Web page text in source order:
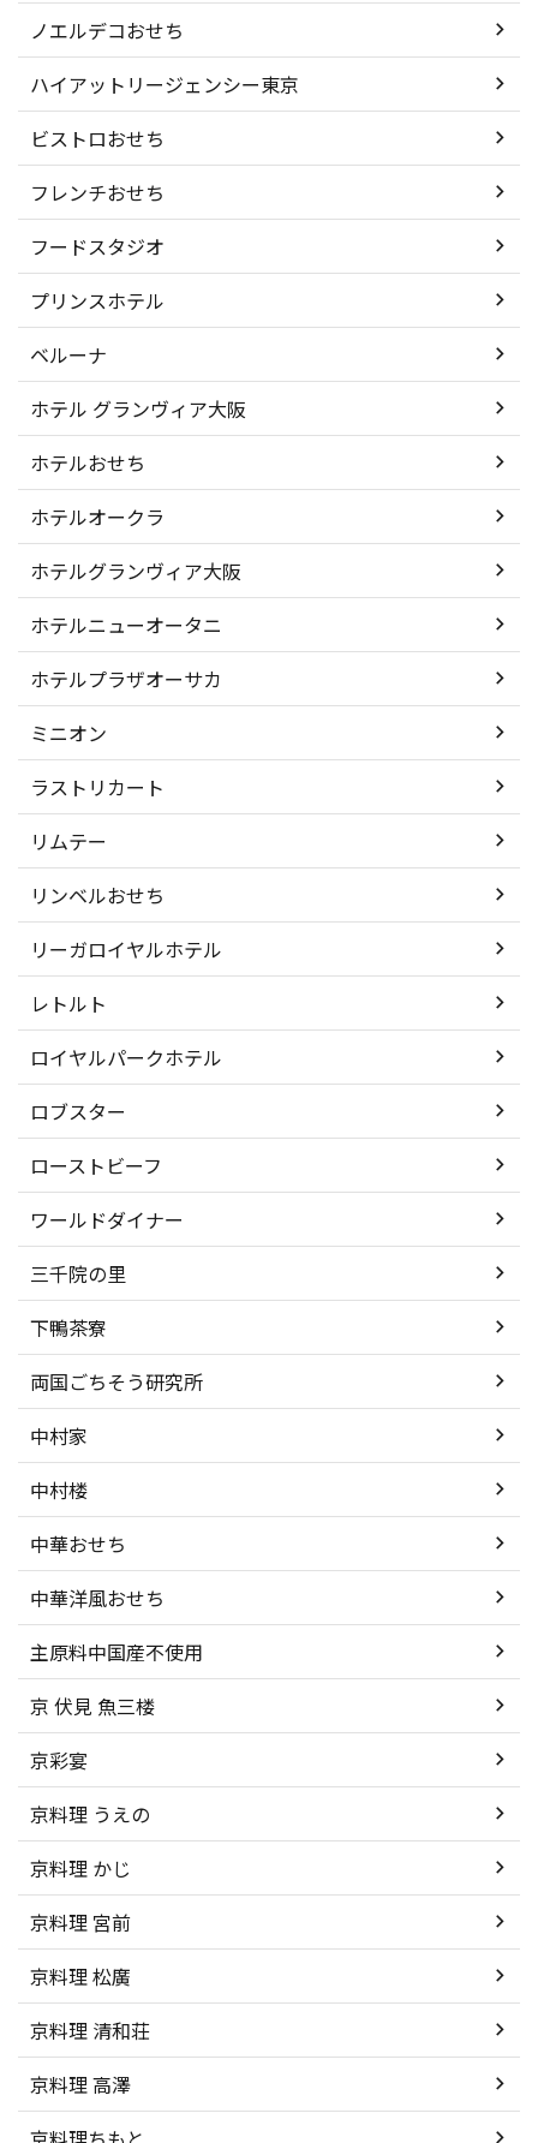
ノエルデコおせち
ハイアットリージェンシー東京
ビストロおせち
フレンチおせち
フードスタジオ
プリンスホテル
ベルーナ
ホテル グランヴィア大阪
ホテルおせち
ホテルオークラ
ホテルグランヴィア大阪
ホテルニューオータニ
ホテルプラザオーサカ
ミニオン
ラストリカート
リムテー
リンベルおせち
リーガロイヤルホテル
レトルト
ロイヤルパークホテル
ロブスター
ローストビーフ
ワールドダイナー
三千院の里
下鴨茶寮
両国ごちそう研究所
中村家
中村楼
中華おせち
中華洋風おせち
主原料中国産不使用
京 伏見 魚三楼
京彩宴
京料理 うえの
京料理 かじ
京料理 宮前
京料理 松廣
京料理 清和荘
京料理 高澤